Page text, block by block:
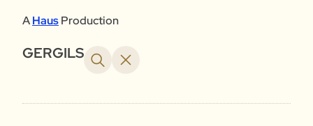
AHausProduction
GERGILS